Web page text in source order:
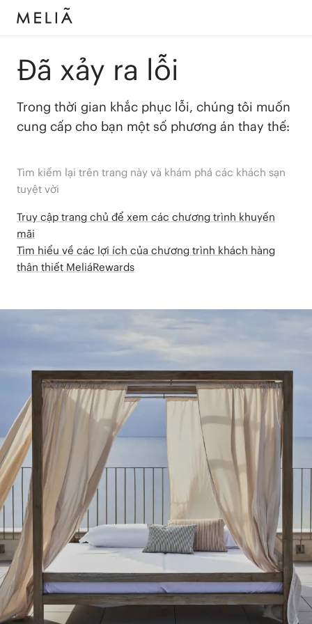
Đã xảy ra lỗi
Trong thời gian khắc phục lỗi, chúng tôi muốn
cung cấp cho bạn một số phương án thay thế:
Tìm kiếm lại trên trang này và khám phá các khách sạn
tuyệt vời
Truy cập trang chủ để xem các chương trình khuyến
mãi
Tìm hiểu về các lợi ích của chương trình khách hàng
thân thiết MeliáRewards